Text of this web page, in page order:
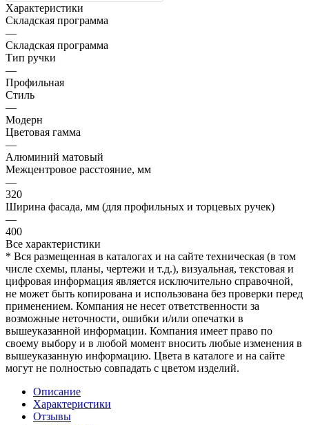
Характеристики
Складская программа
—
Складская программа
Тип ручки
—
Профильная
Стиль
—
Модерн
Цветовая гамма
—
Алюминий матовый
Межцентровое расстояние, мм
—
320
Ширина фасада, мм (для профильных и торцевых ручек)
—
400
Все характеристики
* Вся размещенная в каталогах и на сайте техническая (в том
числе схемы, планы, чертежи и т.д.), визуальная, текстовая и
цифровая информация является исключительно справочной,
не может быть копирована и использована без проверки перед
применением. Компания не несет ответственности за
возможные неточности, ошибки и/или опечатки в
вышеуказанной информации. Компания имеет право по
своему выбору и в любой момент вносить любые изменения в
вышеуказанную информацию. Цвета в каталоге и на сайте
могут не полностью совпадать с цветом изделий.
Описание
Характеристики
Отзывы